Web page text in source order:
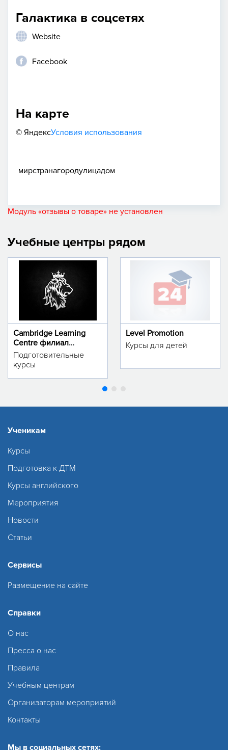
Галактика в соцсетях
Website
Facebook
На карте
© ЯндексУсловия использования
мирстранагородулицадом
Модуль «отзывы о товаре» не установлен
Учебные центры рядом
Cambridge Learning
Centre филиал
м.Тинчлик
Подготовительные
курсы
Level Promotion
Курсы для детей
Ученикам
Курсы
Подготовка к ДТМ
Курсы английского
Мероприятия
Новости
Статьи
Сервисы
Размещение на сайте
Справки
О нас
Пресса о нас
Правила
Учебным центрам
Организаторам мероприятий
Контакты
Мы в социальных сетях: